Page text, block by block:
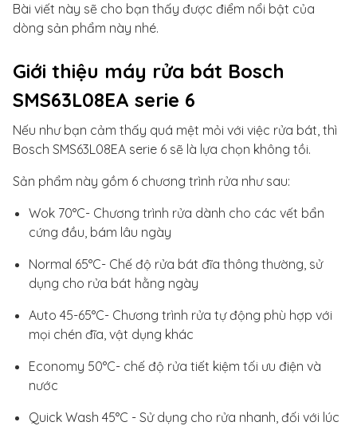
Bài viết này sẽ cho bạn thấy được điểm nổi bật của
dòng sản phẩm này nhé.
Giới thiệu máy rửa bát Bosch
SMS63L08EA serie 6
Nếu như bạn cảm thấy quá mệt mỏi với việc rửa bát, thì
Bosch SMS63L08EA serie 6 sẽ là lựa chọn không tồi.
Sản phẩm này gồm 6 chương trình rửa như sau:
Wok 70°C- Chương trình rửa dành cho các vết bẩn
cứng đầu, bám lâu ngày
Normal 65°C- Chế độ rửa bát đĩa thông thường, sử
dụng cho rửa bát hằng ngày
Auto 45-65°C- Chương trình rửa tự động phù hợp với
mọi chén đĩa, vật dụng khác
Economy 50°C- chế độ rửa tiết kiệm tối ưu điện và
nước
Quick Wash 45°C - Sử dụng cho rửa nhanh, đối với lúc